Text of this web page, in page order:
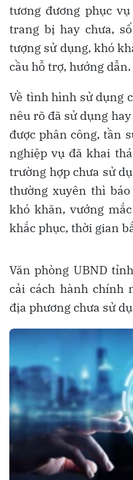
tương đương phục
trang bị hay chưa,
tượng sử dụng, khó
cầu hỗ trợ, hướng dẫn.
Về tình hình sử dụng
nêu rõ đã sử dụng
được phân công, tần
nghiệp vụ đã khai
trường hợp chưa sử
thường xuyên thì
khó khăn, vướng
khắc phục, thời gian
Văn phòng UBND
cải cách hành chính
địa phương chưa sử